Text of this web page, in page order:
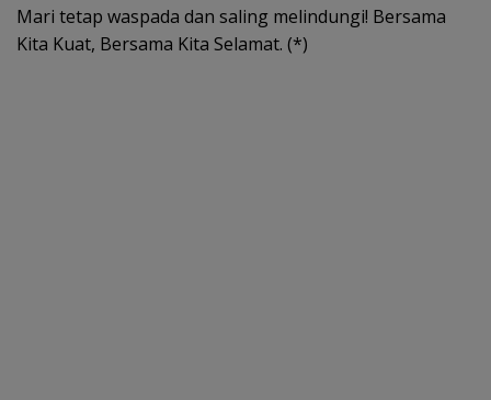
Mari tetap waspada dan saling melindungi! Bersama
Kita Kuat, Bersama Kita Selamat. (*)